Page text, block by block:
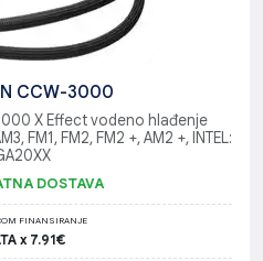
CCW-3000
X Effect vodeno hlađenje
FM1, FM2, FM2 +, AM2 +, INTEL:
DOSTAVA
FINANSIRANJE
x 7.91€